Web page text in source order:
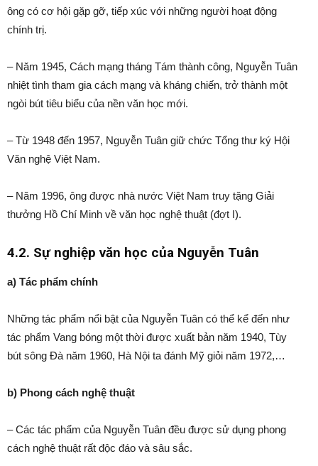
ông có cơ hội gặp gỡ, tiếp xúc với những người hoạt động
chính trị.
– Năm 1945, Cách mạng tháng Tám thành công, Nguyễn Tuân
nhiệt tình tham gia cách mạng và kháng chiến, trở thành một
ngòi bút tiêu biểu của nền văn học mới.
– Từ 1948 đến 1957, Nguyễn Tuân giữ chức Tổng thư ký Hội
Văn nghệ Việt Nam.
– Năm 1996, ông được nhà nước Việt Nam truy tặng Giải
thưởng Hồ Chí Minh về văn học nghệ thuật (đợt I).
4.2. Sự nghiệp văn học của Nguyễn Tuân
a) Tác phẩm chính
Những tác phẩm nổi bật của Nguyễn Tuân có thể kể đến như
tác phẩm Vang bóng một thời được xuất bản năm 1940, Tùy
bút sông Đà năm 1960, Hà Nội ta đánh Mỹ giỏi năm 1972,…
b) Phong cách nghệ thuật
– Các tác phẩm của Nguyễn Tuân đều được sử dụng phong
cách nghệ thuật rất độc đáo và sâu sắc.